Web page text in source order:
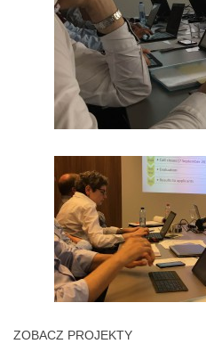
ZOBACZ PROJEKTY